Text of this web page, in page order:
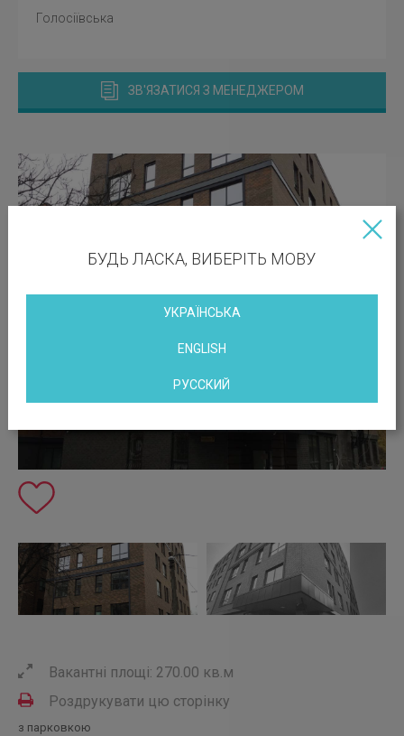
Голосіївська
ЗВ'ЯЗАТИСЯ З МЕНЕДЖЕРОМ
Вакантні площі: 270.00 кв.м
Роздрукувати цю сторінку
з парковкою
БУДЬ ЛАСКА, ВИБЕРІТЬ МОВУ
УКРАЇНСЬКА
ENGLISH
РУССКИЙ